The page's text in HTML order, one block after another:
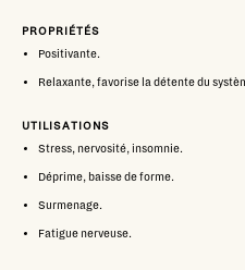
PROPRIÉTÉS
Positivante.
Relaxante, favorise la détente du
UTILISATIONS
Stress, nervosité, insomnie.
Déprime, baisse de forme.
Surmenage.
Fatigue nerveuse.